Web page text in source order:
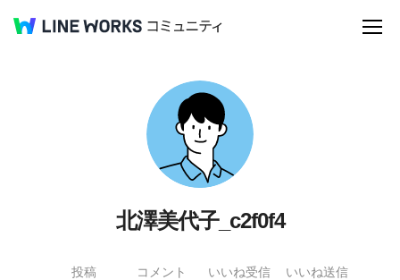
北澤美代子_c2f0f4
投稿 コメント いいね受信 いいね送信